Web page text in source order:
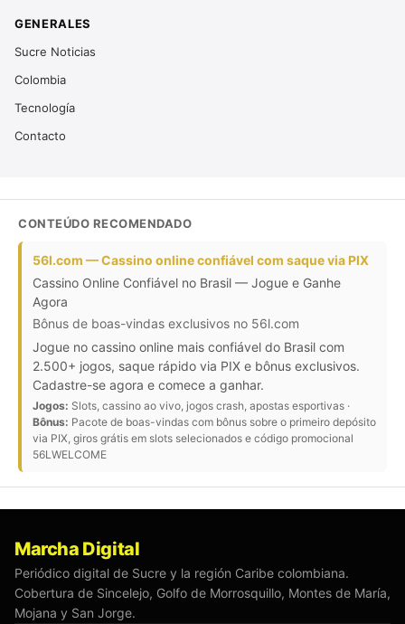
GENERALES
Sucre Noticias
Colombia
Tecnología
Contacto
CONTEÚDO RECOMENDADO
56l.com — Cassino online confiável com saque via PIX
Cassino Online Confiável no Brasil — Jogue e Ganhe
Agora
Bônus de boas-vindas exclusivos no 56l.com
Jogue no cassino online mais confiável do Brasil com
2.500+ jogos, saque rápido via PIX e bônus exclusivos.
Cadastre-se agora e comece a ganhar.
Jogos: Slots, cassino ao vivo, jogos crash, apostas esportivas ·
Bônus: Pacote de boas-vindas com bônus sobre o primeiro depósito
via PIX, giros grátis em slots selecionados e código promocional
56LWELCOME
Marcha Digital
Periódico digital de Sucre y la región Caribe colombiana.
Cobertura de Sincelejo, Golfo de Morrosquillo, Montes de María,
Mojana y San Jorge.